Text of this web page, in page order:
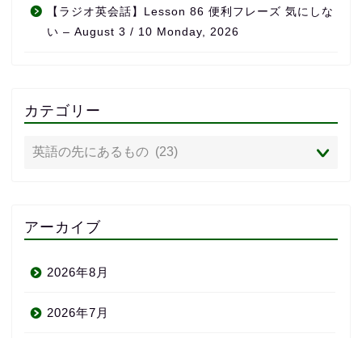
【ラジオ英会話】Lesson 86 便利フレーズ 気にしな
い – August 3 / 10 Monday, 2026
カテゴリー
アーカイブ
2026年8月
2026年7月